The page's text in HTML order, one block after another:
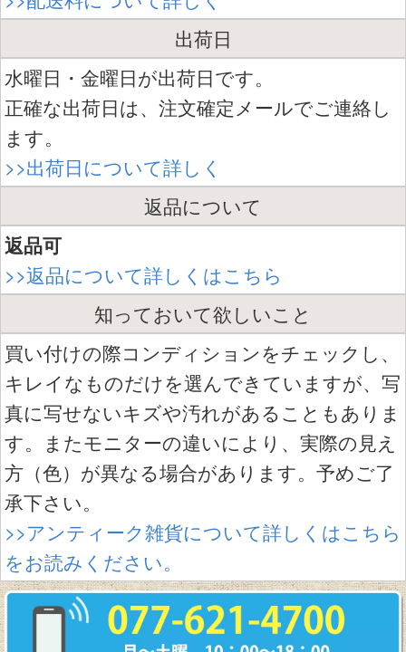
出荷日
水曜日・金曜日が出荷日です。
正確な出荷日は、注文確定メールでご連絡し
ます。
>>出荷日について詳しく
返品について
返品可
>>返品について詳しくはこちら
知っておいて欲しいこと
買い付けの際コンディションをチェックし、
キレイなものだけを選んできていますが、写
真に写せないキズや汚れがあることもありま
す。またモニターの違いにより、実際の見え
方（色）が異なる場合があります。予めご了
承下さい。
>>アンティーク雑貨について詳しくはこちら
をお読みください。